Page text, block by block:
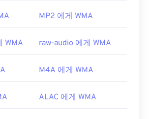
en-
MP2 에게 WMA
WMA raw-audio 에게 WMA
M4A 에게 WMA
ALAC 에게 WMA